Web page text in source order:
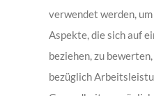
verwendet werden,
Aspekte, die sich auf
beziehen, zu
bezüglich